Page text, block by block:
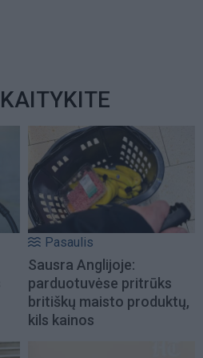
Pasaulis
Sausra Anglijoje:
parduotuvėse pritrūks
britiškų maisto produktų,
kils kainos